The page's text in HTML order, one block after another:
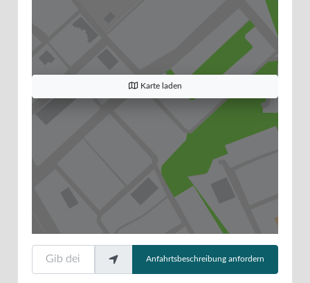
Karte laden
Gib deinen Standort ein.
Anfahrtsbeschreibung anfordern